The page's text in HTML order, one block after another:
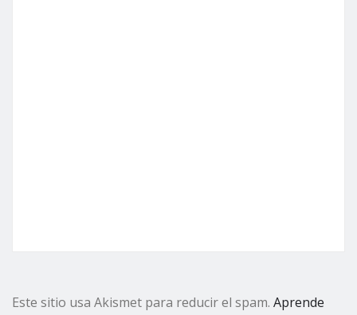
Este sitio usa Akismet para reducir el spam. Aprende